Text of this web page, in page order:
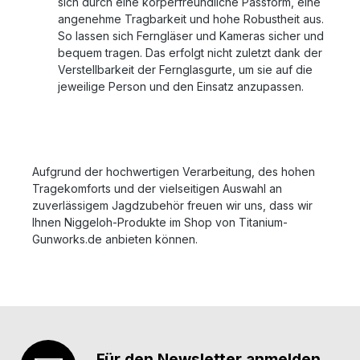
angenehme Tragbarkeit und hohe Robustheit aus.
So lassen sich Ferngläser und Kameras sicher und
bequem tragen. Das erfolgt nicht zuletzt dank der
Verstellbarkeit der Fernglasgurte, um sie auf die
jeweilige Person und den Einsatz anzupassen.
Aufgrund der hochwertigen Verarbeitung, des hohen
Tragekomforts und der vielseitigen Auswahl an
zuverlässigem Jagdzubehör freuen wir uns, dass wir
Ihnen Niggeloh-Produkte im Shop von Titanium-
Gunworks.de anbieten können.